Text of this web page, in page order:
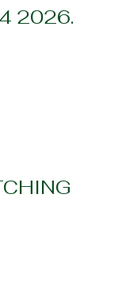
2026.